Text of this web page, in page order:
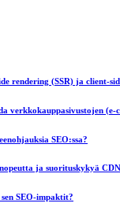
rendering (SSR) ja client-
verkkokauppasivustojen (e-
SEO:ssa?
ja suorituskykyä
SEO-impaktit?